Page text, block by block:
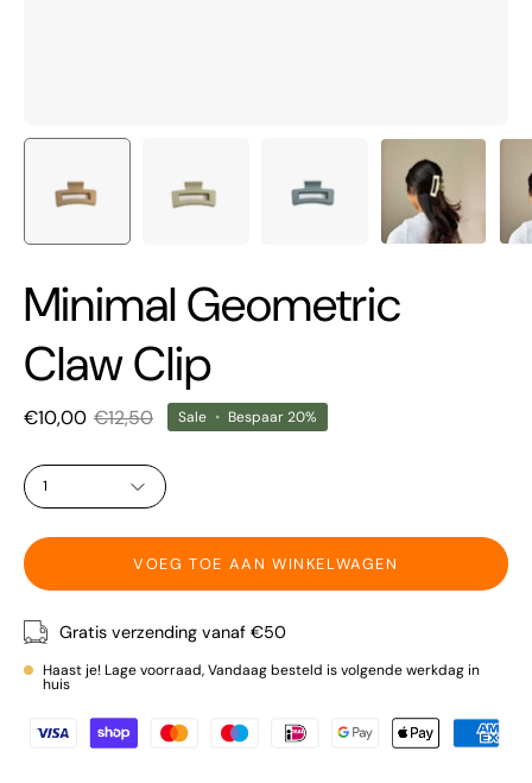
Minimal Geometric
Claw Clip
€10,00 €12,50 Sale • Bespaar20%
HOEVEELHEID
1
VOEG TOE AAN WINKELWAGEN
Gratis verzending vanaf €50
Haast je! Lage voorraad, Vandaag besteld is volgende werkdag in
huis